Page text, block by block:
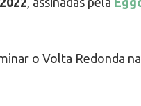
o Volta Redonda